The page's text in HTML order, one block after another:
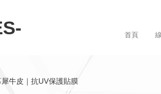
首頁
犀牛皮｜抗UV保護貼膜